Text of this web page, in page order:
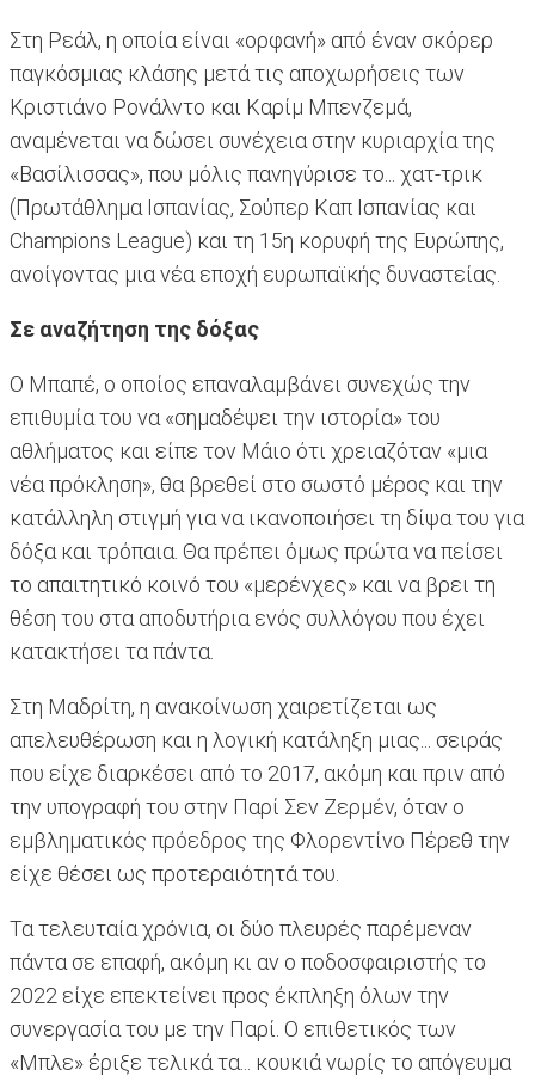
Στη Ρεάλ, η οποία είναι «ορφανή» από έναν σκόρερ
παγκόσμιας κλάσης μετά τις αποχωρήσεις των
Κριστιάνο Ρονάλντο και Καρίμ Μπενζεμά,
αναμένεται να δώσει συνέχεια στην κυριαρχία της
«Βασίλισσας», που μόλις πανηγύρισε το... χατ-τρικ
(Πρωτάθλημα Ισπανίας, Σούπερ Καπ Ισπανίας και
Champions League) και τη 15η κορυφή της Ευρώπης,
ανοίγοντας μια νέα εποχή ευρωπαϊκής δυναστείας.
Σε αναζήτηση της δόξας
Ο Μπαπέ, ο οποίος επαναλαμβάνει συνεχώς την
επιθυμία του να «σημαδέψει την ιστορία» του
αθλήματος και είπε τον Μάιο ότι χρειαζόταν «μια
νέα πρόκληση», θα βρεθεί στο σωστό μέρος και την
κατάλληλη στιγμή για να ικανοποιήσει τη δίψα του για
δόξα και τρόπαια. Θα πρέπει όμως πρώτα να πείσει
το απαιτητικό κοινό του «μερένχες» και να βρει τη
θέση του στα αποδυτήρια ενός συλλόγου που έχει
κατακτήσει τα πάντα.
Στη Μαδρίτη, η ανακοίνωση χαιρετίζεται ως
απελευθέρωση και η λογική κατάληξη μιας... σειράς
που είχε διαρκέσει από το 2017, ακόμη και πριν από
την υπογραφή του στην Παρί Σεν Ζερμέν, όταν ο
εμβληματικός πρόεδρος της Φλορεντίνο Πέρεθ την
είχε θέσει ως προτεραιότητά του.
Τα τελευταία χρόνια, οι δύο πλευρές παρέμεναν
πάντα σε επαφή, ακόμη κι αν ο ποδοσφαιριστής το
2022 είχε επεκτείνει προς έκπληξη όλων την
συνεργασία του με την Παρί. Ο επιθετικός των
«Μπλε» έριξε τελικά τα... κουκιά νωρίς το απόγευμα